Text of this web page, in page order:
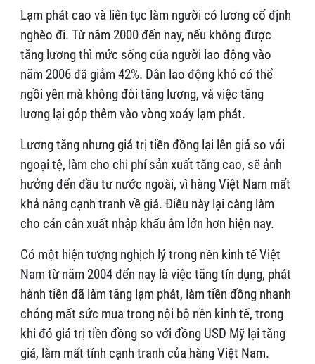
Lạm phát cao và liên tục làm người có lương cố định
nghèo đi. Từ năm 2000 đến nay, nếu không được
tăng lương thì mức sống của người lao động vào
năm 2006 đã giảm 42%. Dân lao động khó có thể
ngồi yên mà không đòi tăng lương, và việc tăng
lương lại góp thêm vào vòng xoáy lạm phát.
Lương tăng nhưng giá trị tiền đồng lại lên giá so với
ngoại tệ, làm cho chi phí sản xuất tăng cao, sẽ ảnh
hưởng đến đầu tư nước ngoài, vì hàng Việt Nam mất
khả năng cạnh tranh về giá. Điều này lại càng làm
cho cán cân xuất nhập khẩu âm lớn hơn hiện nay.
Có một hiện tượng nghịch lý trong nền kinh tế Việt
Nam từ năm 2004 đến nay là việc tăng tín dụng, phát
hành tiền đã làm tăng lạm phát, làm tiền đồng nhanh
chóng mất sức mua trong nội bộ nền kinh tế, trong
khi đó giá trị tiền đồng so với đồng USD Mỹ lại tăng
giá, làm mất tính cạnh tranh của hàng Việt Nam.